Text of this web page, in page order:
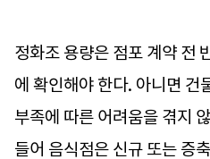
정화조 용량은 점포 계약 전
에 확인해야 한다. 아니면 건
부족에 따른 어려움을 겪지
들어 음식점은 신규 또는 증